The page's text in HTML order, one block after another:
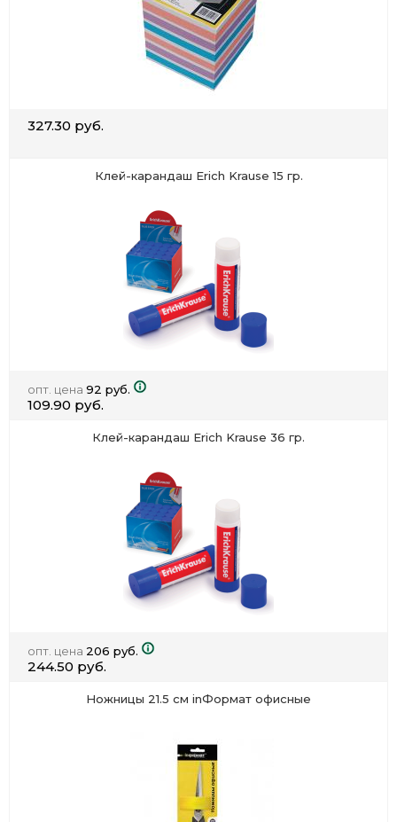
327.30 руб.
Клей-карандаш Erich Krause 15 гр.
опт. цена 92 руб.
109.90 руб.
Клей-карандаш Erich Krause 36 гр.
опт. цена 206 руб.
244.50 руб.
Ножницы 21.5 см inФормат офисные